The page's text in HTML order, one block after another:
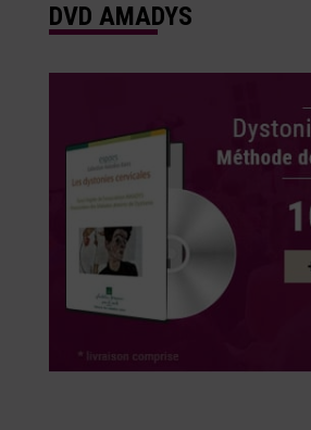
DVD AMADYS